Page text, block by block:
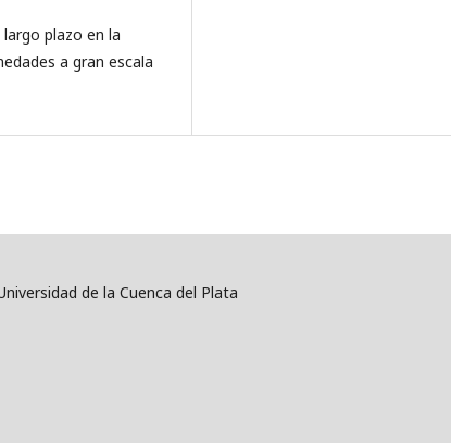
plazo en la
a gran escala
de la Cuenca del Plata